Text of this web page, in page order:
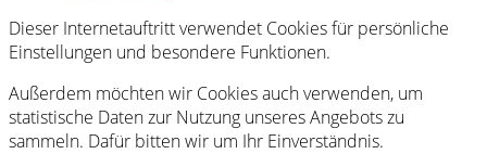
Dieser Internetauftritt verwendet Cookies für persönliche
Einstellungen und besondere Funktionen.
Außerdem möchten wir Cookies auch verwenden, um
statistische Daten zur Nutzung unseres Angebots zu
sammeln. Dafür bitten wir um Ihr Einverständnis.